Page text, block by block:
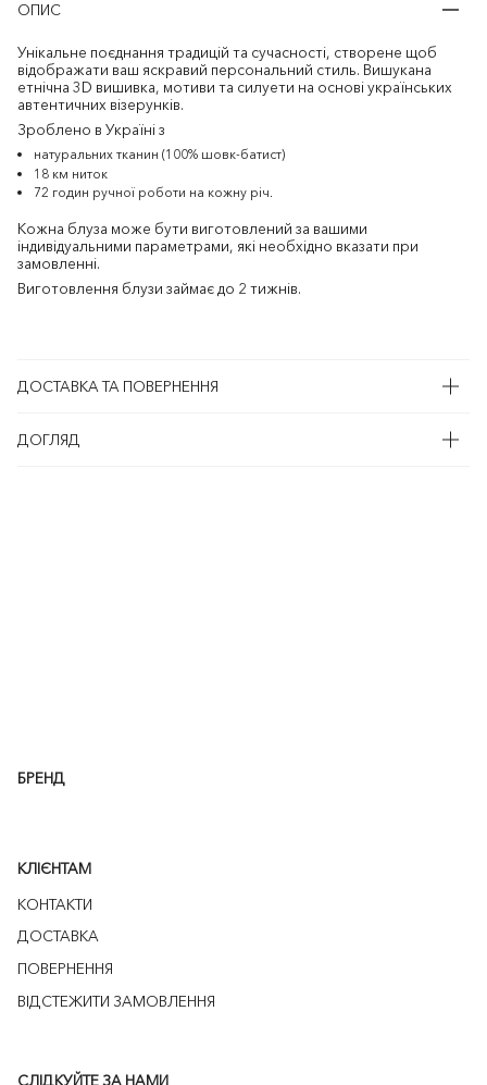
ОПИС
Унікальне поєднання традицій та сучасності, створене щоб
відображати ваш яскравий персональний стиль. Вишукана
етнічна 3D вишивка, мотиви та силуети на основі українських
автентичних візерунків.
Зроблено в Україні з
натуральних тканин (100% шовк-батист)
18 км ниток
72 годин ручної роботи на кожну річ.
Кожна блуза може бути виготовлений за вашими
індивідуальними параметрами, які необхідно вказати при
замовленні.
Виготовлення блузи займає до 2 тижнів.
ДОСТАВКА ТА ПОВЕРНЕННЯ
ДОГЛЯД
БРЕНД
КЛІЄНТАМ
КОНТАКТИ
ДОСТАВКА
ПОВЕРНЕННЯ
ВІДСТЕЖИТИ ЗАМОВЛЕННЯ
СЛІДКУЙТЕ ЗА НАМИ